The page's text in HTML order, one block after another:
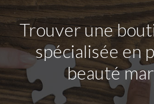
Trouver une
spécialisée en
beauté